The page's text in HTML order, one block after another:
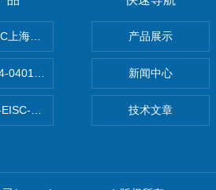
上海鹰峰制动单元
0401000穆尔MICO4.4智能电流分配器
E2M8C上海鹰峰电抗器
产品展示
新闻中心
技术文章